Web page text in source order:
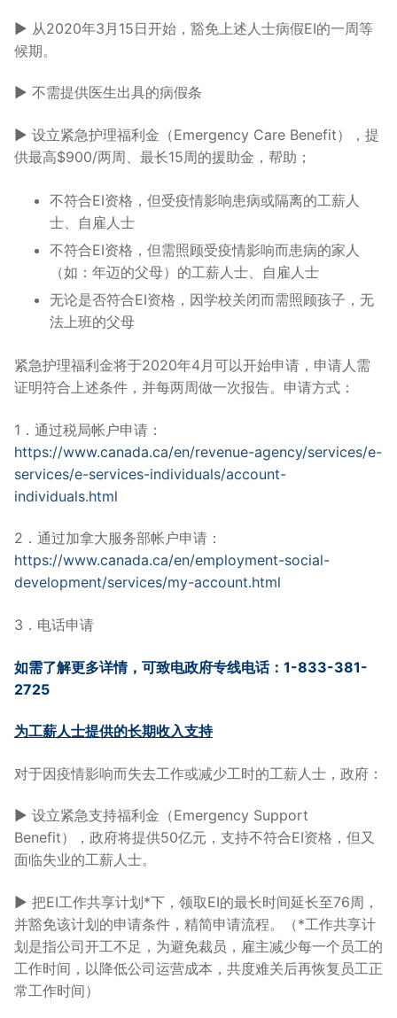
► 从2020年3月15日开始，豁免上述人士病假EI的一周等
候期。
► 不需提供医生出具的病假条
► 设立紧急护理福利金（Emergency Care Benefit），提
供最高$900/两周、最长15周的援助金，帮助；
不符合EI资格，但受疫情影响患病或隔离的工薪人
士、自雇人士
不符合EI资格，但需照顾受疫情影响而患病的家人
（如：年迈的父母）的工薪人士、自雇人士
无论是否符合EI资格，因学校关闭而需照顾孩子，无
法上班的父母
紧急护理福利金将于2020年4月可以开始申请，申请人需
证明符合上述条件，并每两周做一次报告。申请方式：
1．通过税局帐户申请：
https://www.canada.ca/en/revenue-agency/services/e-
services/e-services-individuals/account-
individuals.html
2．通过加拿大服务部帐户申请：
https://www.canada.ca/en/employment-social-
development/services/my-account.html
3．电话申请
如需了解更多详情，可致电政府专线电话：1-833-381-
2725
为工薪人士提供的长期收入支持
对于因疫情影响而失去工作或减少工时的工薪人士，政府：
► 设立紧急支持福利金（Emergency Support
Benefit），政府将提供50亿元，支持不符合EI资格，但又
面临失业的工薪人士。
► 把EI工作共享计划*下，领取EI的最长时间延长至76周，
并豁免该计划的申请条件，精简申请流程。（*工作共享计
划是指公司开工不足，为避免裁员，雇主减少每一个员工的
工作时间，以降低公司运营成本，共度难关后再恢复员工正
常工作时间）